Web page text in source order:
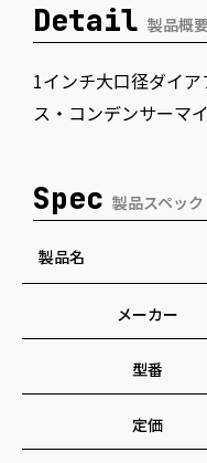
Detail 製品概
1インチ大口径ダイ
ス・コンデンサーマ
Spec 製品スペック
製品名
メーカー
型番
定価